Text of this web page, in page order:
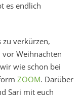
es endlich
zu verkürzen,
Weihnachten
wie schon bei
ZOOM. Darüber
Sari mit euch